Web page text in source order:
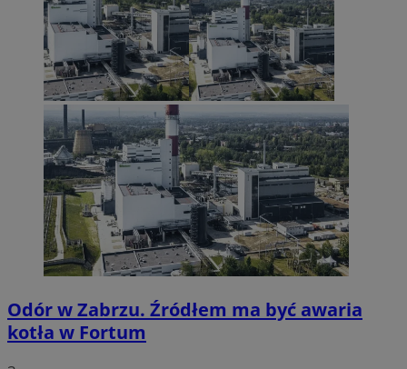
Odór w Zabrzu. Źródłem ma być awaria
kotła w Fortum